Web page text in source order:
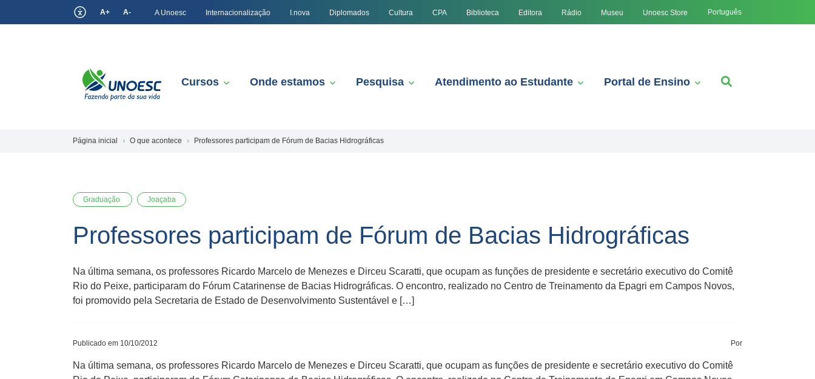
A+ A- A Unoesc Internacionalização I.nova Diplomados Cultura CPA Biblioteca Editora Rádio Museu Unoesc Store Português
Cursos Onde estamos Pesquisa Atendimento ao Estudante Portal de Ensino
Página inicial O que acontece Professores participam de Fórum de Bacias Hidrográficas
Graduação Joaçaba
Professores participam de Fórum de Bacias Hidrográficas
Na última semana, os professores Ricardo Marcelo de Menezes e Dirceu Scaratti, que ocupam as funções de presidente e secretário executivo do Comitê
Rio do Peixe, participaram do Fórum Catarinense de Bacias Hidrográficas. O encontro, realizado no Centro de Treinamento da Epagri em Campos Novos,
foi promovido pela Secretaria de Estado de Desenvolvimento Sustentável e […]
Publicado em 10/10/2012 Por
Na última semana, os professores Ricardo Marcelo de Menezes e Dirceu Scaratti, que ocupam as funções de presidente e secretário executivo do Comitê